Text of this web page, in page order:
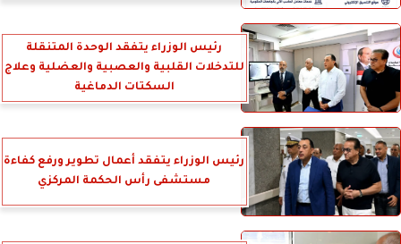
رئيس الوزراء يتفقد الوحدة المتنقلة
للتدخلات القلبية والعصبية والعضلية وعلاج
السكتات الدماغية
رئيس الوزراء يتفقد أعمال تطوير ورفع كفاءة
مستشفى رأس الحكمة المركزي